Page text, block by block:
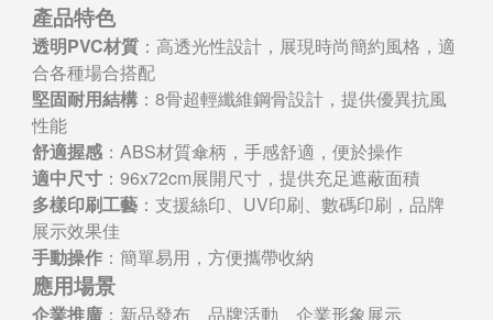
產品特色
透明PVC材質：高透光性設計，展現時尚簡約風格，適
合各種場合搭配
堅固耐用結構：8骨超輕纖維鋼骨設計，提供優異抗風
性能
舒適握感：ABS材質傘柄，手感舒適，便於操作
適中尺寸：96x72cm展開尺寸，提供充足遮蔽面積
多樣印刷工藝：支援絲印、UV印刷、數碼印刷，品牌
展示效果佳
手動操作：簡單易用，方便攜帶收納
應用場景
企業推廣：新品發布、品牌活動、企業形象展示